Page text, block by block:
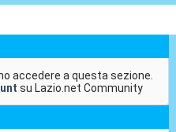
accedere a questa sezione.
su Lazio.net Community